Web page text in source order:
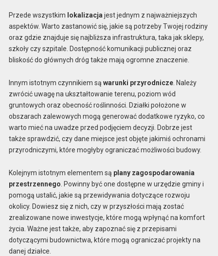
Przede wszystkim lokalizacja jest jednym z najważniejszych
aspektów. Warto zastanowić się, jakie są potrzeby Twojej rodziny
oraz gdzie znajduje się najbliższa infrastruktura, taka jak sklepy,
szkoły czy szpitale. Dostępność komunikacji publicznej oraz
bliskość do głównych dróg także mają ogromne znaczenie.
Innym istotnym czynnikiem są warunki przyrodnicze. Należy
zwrócić uwagę na ukształtowanie terenu, poziom wód
gruntowych oraz obecność roślinności. Działki położone w
obszarach zalewowych mogą generować dodatkowe ryzyko, co
warto mieć na uwadze przed podjęciem decyzji. Dobrze jest
także sprawdzić, czy dane miejsce jest objęte jakimiś ochronami
przyrodniczymi, które mogłyby ograniczać możliwości budowy.
Kolejnym istotnym elementem są plany zagospodarowania
przestrzennego . Powinny być one dostępne w urzędzie gminy i
pomogą ustalić, jakie są przewidywania dotyczące rozwoju
okolicy. Dowiesz się z nich, czy w przyszłości mają zostać
zrealizowane nowe inwestycje, które mogą wpłynąć na komfort
życia. Ważne jest także, aby zapoznać się z przepisami
dotyczącymi budownictwa, które mogą ograniczać projekty na
danej działce.